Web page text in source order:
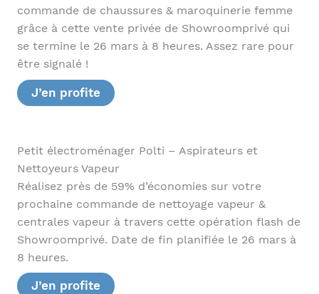
commande de chaussures & maroquinerie femme
grâce à cette vente privée de Showroomprivé qui
se termine le 26 mars à 8 heures. Assez rare pour
être signalé !
J’en profite
Petit électroménager Polti – Aspirateurs et
Nettoyeurs Vapeur
Réalisez près de 59% d’économies sur votre
prochaine commande de nettoyage vapeur &
centrales vapeur à travers cette opération flash de
Showroomprivé. Date de fin planifiée le 26 mars à
8 heures.
J’en profite